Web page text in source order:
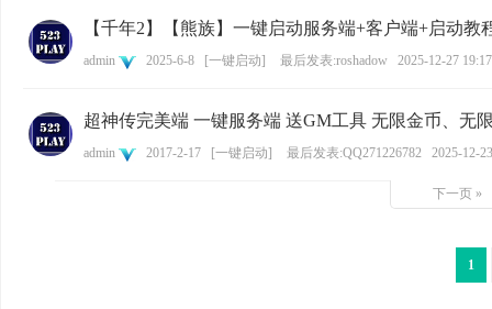
【千年2】【熊族】一键启动服务端+客户端+启动教
admin 2025-6-8 [一键启动] 最后发表:roshadow 2025-12-27 19:17
超神传完美端 一键服务端 送GM工具 无限金币、无
admin 2017-2-17 [一键启动] 最后发表:QQ271226782 2025-12-
下一页 »
1